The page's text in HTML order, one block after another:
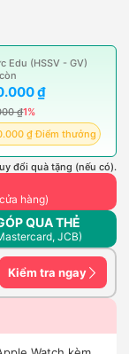
Edu (HSSV - GV)
₫
₫1%
₫ Điểm thưởng
đổi quà tặng (nếu có).
hàng)
QUA THẺ
JCB)
Kiểm tra ngay